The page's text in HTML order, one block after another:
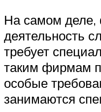
На самом деле,
деятельность
требует
таким фирмам
особые
занимаются